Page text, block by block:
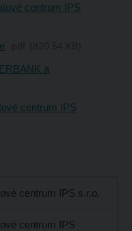
centrum IPS
a
centrum IPS
centrum IPS s.r.o.
centrum IPS